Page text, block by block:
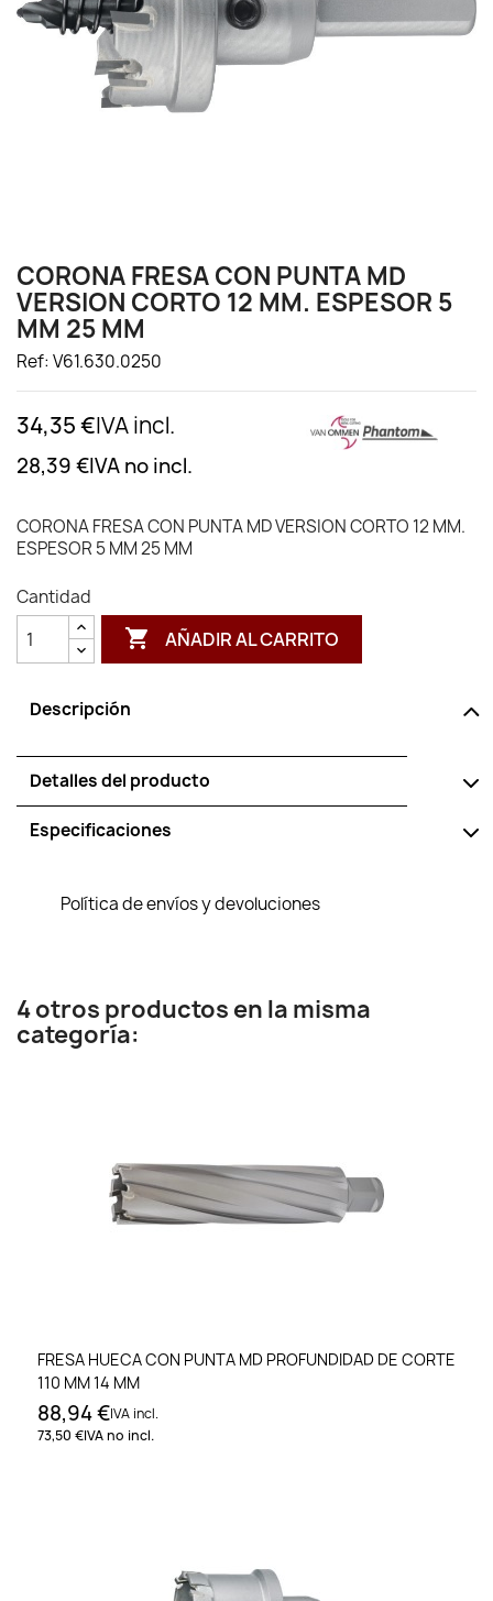
CORONA FRESA CON PUNTA MD
VERSION CORTO 12 MM. ESPESOR 5
MM 25 MM
Ref: V61.630.0250
34,35 €IVA incl.
28,39 €IVA no incl.
CORONA FRESA CON PUNTA MD VERSION CORTO 12 MM.
ESPESOR 5 MM 25 MM
Cantidad
 AÑADIR AL CARRITO
Descripción
Detalles del producto
Especificaciones
Política de envíos y devoluciones
4 otros productos en la misma
categoría:
FRESA HUECA CON PUNTA MD PROFUNDIDAD DE CORTE
110 MM 14 MM
88,94 €IVA incl.
73,50 €IVA no incl.